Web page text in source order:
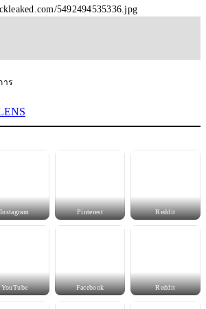
5492494535336.jpg
าร
Instagram Pinterest Reddit
YouTube Facebook Reddit